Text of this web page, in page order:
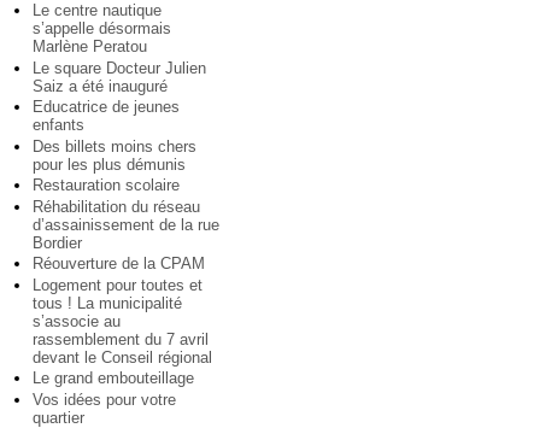
Le centre nautique
s’appelle désormais
Marlène Peratou
Le square Docteur Julien
Saiz a été inauguré
Educatrice de jeunes
enfants
Des billets moins chers
pour les plus démunis
Restauration scolaire
Réhabilitation du réseau
d’assainissement de la rue
Bordier
Réouverture de la CPAM
Logement pour toutes et
tous ! La municipalité
s’associe au
rassemblement du 7 avril
devant le Conseil régional
Le grand embouteillage
Vos idées pour votre
quartier